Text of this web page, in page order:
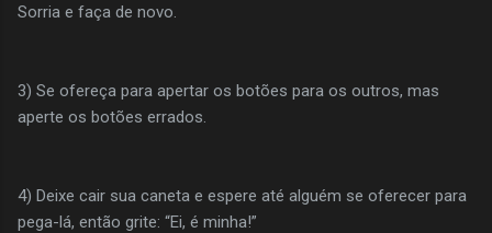
Sorria e faça de novo.
3) Se ofereça para apertar os botões para os outros, mas
aperte os botões errados.
4) Deixe cair sua caneta e espere até alguém se oferecer para
pega-lá, então grite: “Ei, é minha!”